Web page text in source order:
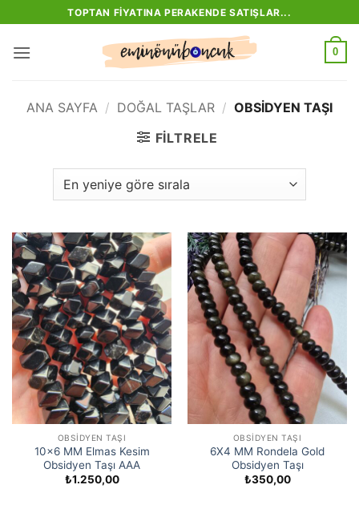
atla
TOPTAN FIYATINA PERAKENDE SATIŞLAR...
0
ANA SAYFA / DOĞAL TAŞLAR / OBSIDYEN TAŞI
FILTRELE
OBSIDYEN TAŞI
10×6 MM Elmas Kesim
Obsidyen Taşı AAA
₺1.250,00
OBSIDYEN TAŞI
6X4 MM Rondela Gold
Obsidyen Taşı
₺350,00